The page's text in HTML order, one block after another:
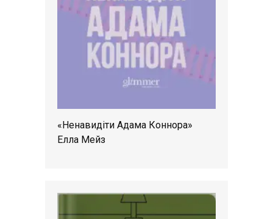
«Ненавидіти Адама Коннора»
Елла Мейз